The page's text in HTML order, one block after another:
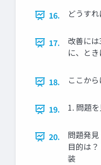
16. どうす
17.
改善に
に、と
18. ここか
19. 1. 問題
20.
問題発
目的は
装